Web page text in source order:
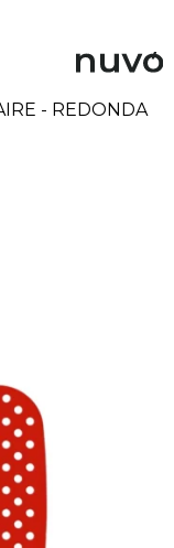
- REDONDA